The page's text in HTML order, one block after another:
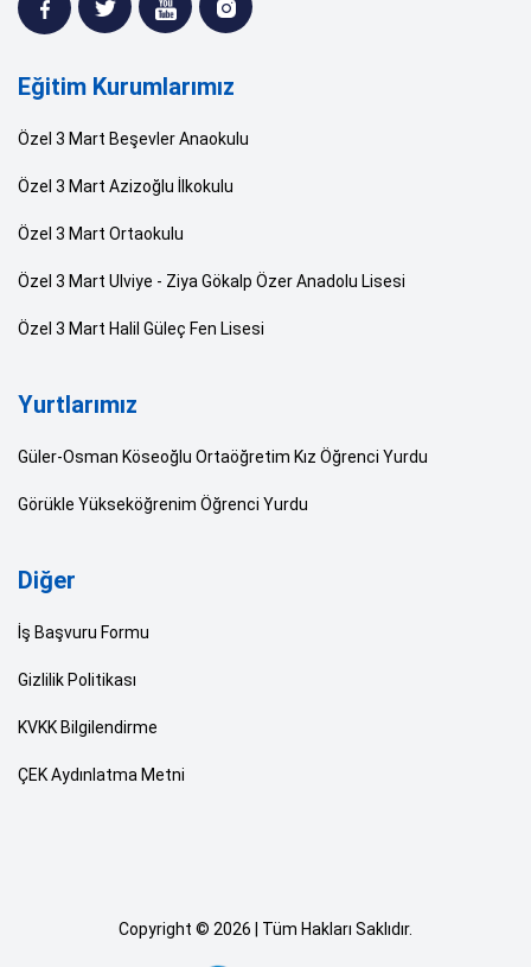
Eğitim Kurumlarımız
Özel 3 Mart Beşevler Anaokulu
Özel 3 Mart Azizoğlu İlkokulu
Özel 3 Mart Ortaokulu
Özel 3 Mart Ulviye - Ziya Gökalp Özer Anadolu Lisesi
Özel 3 Mart Halil Güleç Fen Lisesi
Yurtlarımız
Güler-Osman Köseoğlu Ortaöğretim Kız Öğrenci Yurdu
Görükle Yükseköğrenim Öğrenci Yurdu
Diğer
İş Başvuru Formu
Gizlilik Politikası
KVKK Bilgilendirme
ÇEK Aydınlatma Metni
Copyright © 2026 | Tüm Hakları Saklıdır.